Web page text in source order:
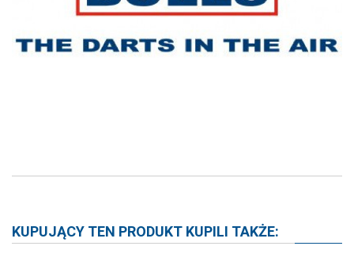
KUPUJĄCY TEN PRODUKT KUPILI TAKŻE: